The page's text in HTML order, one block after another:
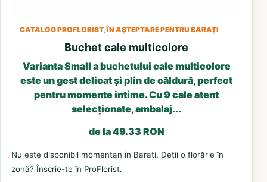
CATALOG PROFLORIST, ÎN AȘTEPTARE PENTRU BARAȚI
Buchet cale multicolore
Varianta Small a buchetului cale multicolore
este un gest delicat și plin de căldură, perfect
pentru momente intime. Cu 9 cale atent
selecționate, ambalaj...
de la 49.33 RON
Nu este disponibil momentan în Barați. Deții o florărie în
zonă? Înscrie-te în ProFlorist.